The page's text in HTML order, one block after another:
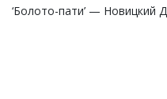
‘Болото-пати’ — Новицкий